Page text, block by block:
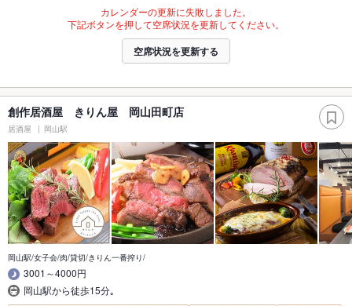
カレンダーの更新に失敗しました。
下記ボタンを押して空席状況を更新してください。
空席状況を更新する
創作居酒屋 きりん屋 岡山田町店
居酒屋 岡山駅
岡山駅/女子会/肉/貸切/きりん一番搾り/
3001～4000円
岡山駅から徒歩15分｡